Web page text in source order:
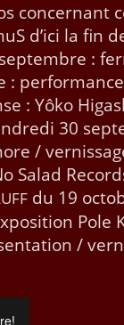
con­cer­nant
d’i­ci la fin
:
:
: Yôko
30
/
Sal­ad
du 19
Pole
/